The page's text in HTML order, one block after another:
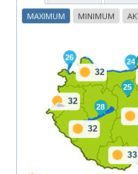
32
32
32
33
26
28
25
24
MAXIMUM MINIMUM